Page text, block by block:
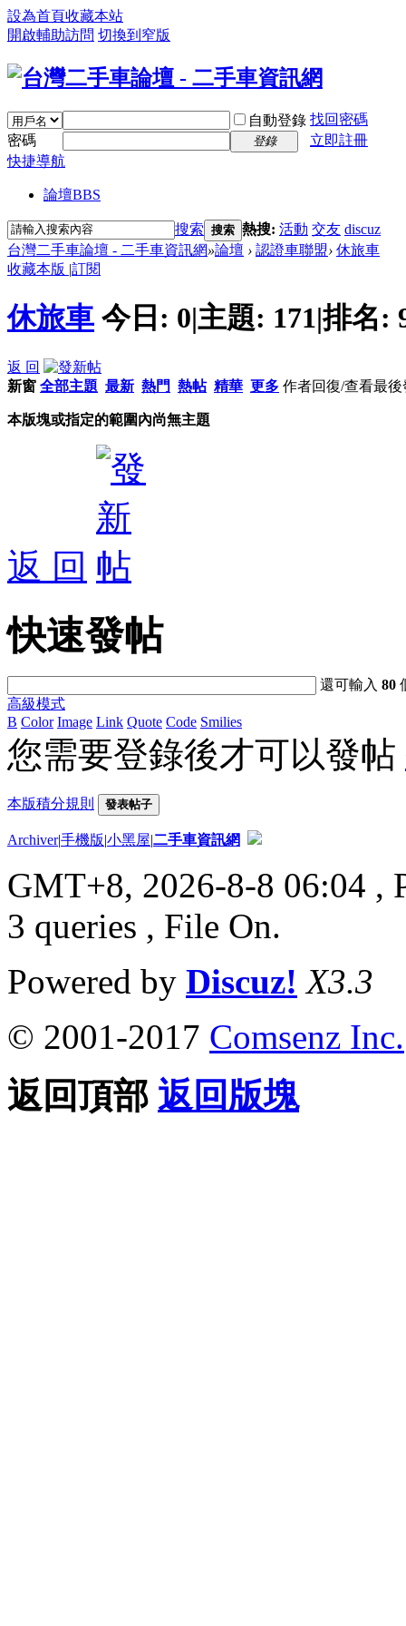
設為首頁收藏本站
開啟輔助訪問 切換到窄版
自動登錄 找回密碼
密碼
登錄
立即註冊
快捷導航
論壇BBS
搜索 搜索 熱搜: 活動 交友 discuz
台灣二手車論壇 - 二手車資訊網»論壇 › 認證車聯盟› 休旅車
收藏本版 |訂閱
休旅車 今日: 0|主題: 171|排名:
返 回
新窗 全部主題 最新 熱門 熱帖 精華 更多 作者回復/查看最後
本版塊或指定的範圍內尚無主題
返 回
快速發帖
還可輸入80
高級模式
B Color Image Link Quote Code Smilies
您需要登錄後才可以發帖
本版積分規則 發表帖子
Archiver|手機版|小黑屋|二手車資訊網
GMT+8, 2026-8-8 06:04 ,
3 queries , File On.
Powered by Discuz! X3.3
© 2001-2017 Comsenz Inc.
返回頂部 返回版塊